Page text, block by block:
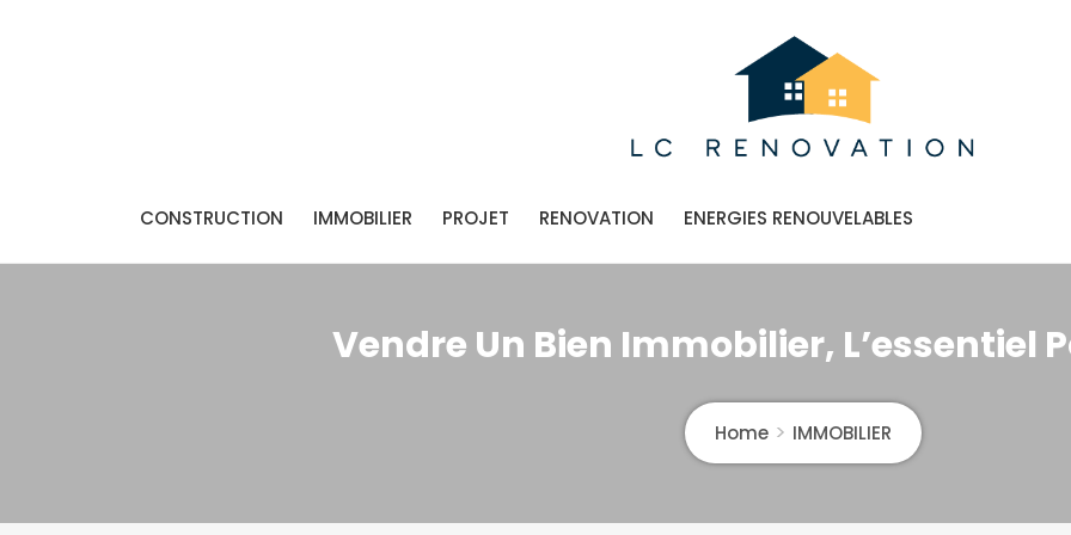
LC Rénovation
CONSTRUCTION IMMOBILIER PROJET RENOVATION ENERGIES RENOUVELABLES
Vendre Un Bien Immobilier, L’essentiel
Home IMMOBILIER